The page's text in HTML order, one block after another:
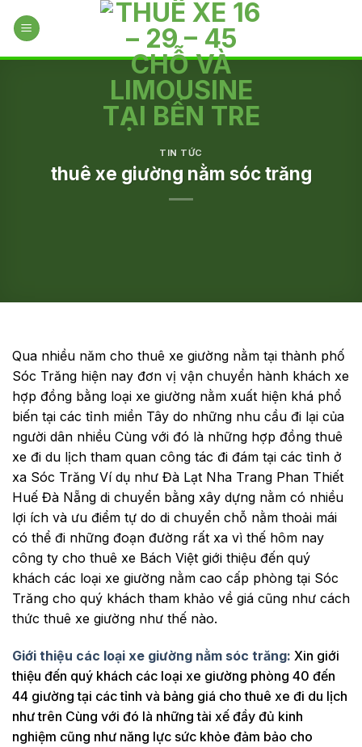
TIN TỨC
thuê xe giường nằm sóc trăng
Qua nhiều năm cho thuê xe giường nằm tại thành phố
Sóc Trăng hiện nay đơn vị vận chuyển hành khách xe
hợp đồng bằng loại xe giường nằm xuất hiện khá phổ
biến tại các tỉnh miền Tây do những nhu cầu đi lại của
người dân nhiều Cùng với đó là những hợp đồng thuê
xe đi du lịch tham quan công tác đi đám tại các tỉnh ở
xa Sóc Trăng Ví dụ như Đà Lạt Nha Trang Phan Thiết
Huế Đà Nẵng di chuyển bằng xây dựng nằm có nhiều
lợi ích và ưu điểm tự do di chuyển chỗ nằm thoải mái
có thể đi những đoạn đường rất xa vì thế hôm nay
công ty cho thuê xe Bách Việt giới thiệu đến quý
khách các loại xe giường nằm cao cấp phòng tại Sóc
Trăng cho quý khách tham khảo về giá cũng như cách
thức thuê xe giường như thế nào.
Giới thiệu các loại xe giường nằm sóc trăng: Xin giới
thiệu đến quý khách các loại xe giường phòng 40 đến
44 giường tại các tỉnh và bảng giá cho thuê xe đi du lịch
như trên Cùng với đó là những tài xế đầy đủ kinh
nghiệm cũng như năng lực sức khỏe đảm bảo cho